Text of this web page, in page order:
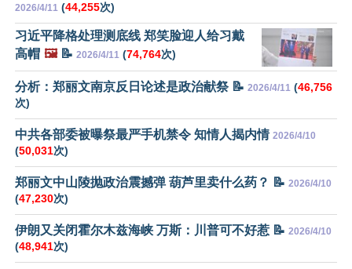
2026/4/11 (44,255次)
习近平降格处理测底线 郑笑脸迎人给习戴
高帽 🖼️📝 2026/4/11 (74,764次)
分析：郑丽文南京反日论述是政治献祭 📝 2026/4/11 (46,756
次)
中共各部委被曝祭最严手机禁令 知情人揭内情 2026/4/10
(50,031次)
郑丽文中山陵抛政治震撼弹 葫芦里卖什么药？ 📝 2026/4/10
(47,230次)
伊朗又关闭霍尔木兹海峡 万斯：川普可不好惹 📝 2026/4/10
(48,941次)